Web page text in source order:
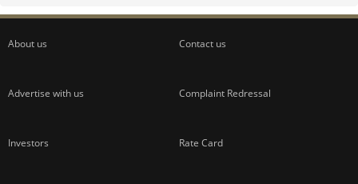
About us Contact us
Advertise with us Complaint Redressal
Investors Rate Card